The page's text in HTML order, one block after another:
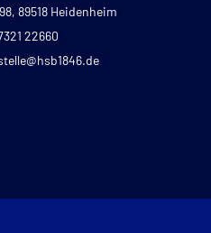
89518 Heidenheim
22660